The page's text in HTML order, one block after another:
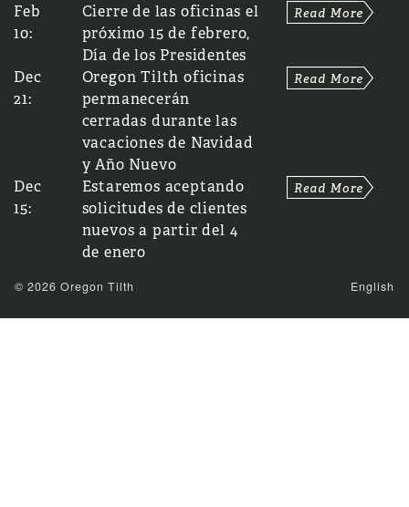
Feb
10:
Cierre de las oficinas el
próximo 15 de febrero,
Día de los Presidentes
Dec
21:
Oregon Tilth oficinas
permanecerán
cerradas durante las
vacaciones de Navidad
y Año Nuevo
Dec
15:
Estaremos aceptando
solicitudes de clientes
nuevos a partir del 4
de enero
© 2026 Oregon Tilth English